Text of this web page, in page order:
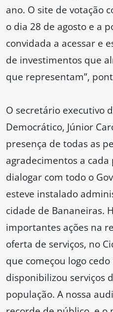
ano. O site de votação
o dia 28 de agosto e a
convidada a acessar e
de investimentos que
que representam”,
O secretário executivo
Democrático, Júnior
presença de todas as
agradecimentos a cada
dialogar com todo o
esteve instalado
cidade de Bananeiras.
importantes ações na
oferta de serviços, no
que começou logo
disponibilizou serviços
população. A nossa